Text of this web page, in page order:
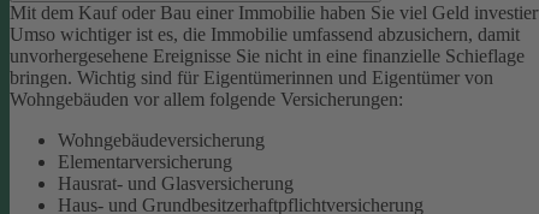
Mit dem Kauf oder Bau einer Immobilie haben Sie viel Geld
Umso wichtiger ist es, die Immobilie umfassend abzusichern, damit
unvorhergesehene Ereignisse Sie nicht in eine finanzielle Schieflage
bringen. Wichtig sind für Eigentümerinnen und Eigentümer von
Wohngebäuden vor allem folgende Versicherungen:
Wohngebäudeversicherung
Elementarversicherung
Hausrat- und Glasversicherung
Haus- und Grundbesitzerhaftpflichtversicherung